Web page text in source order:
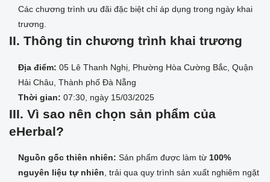
Các chương trình ưu đãi đặc biệt chỉ áp dụng trong ngày khai
trương.
II. Thông tin chương trình khai trương
Địa điểm: 05 Lê Thanh Nghị, Phường Hòa Cường Bắc, Quận
Hải Châu, Thành phố Đà Nẵng
Thời gian: 07:30, ngày 15/03/2025
III. Vì sao nên chọn sản phẩm của
eHerbal?
Nguồn gốc thiên nhiên: Sản phẩm được làm từ 100%
nguyên liệu tự nhiên, trải qua quy trình sản xuất nghiêm ngặt